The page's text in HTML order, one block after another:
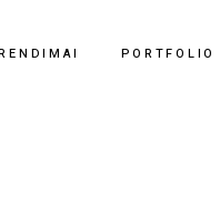
PORTFOLIO